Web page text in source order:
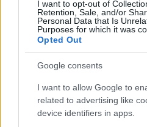
I want to opt-out of
Retention, Sale, and/or
Personal Data that Is
Purposes for which it was
Opted Out
Google consents
I want to allow Google to
related to advertising like
device identifiers in apps.